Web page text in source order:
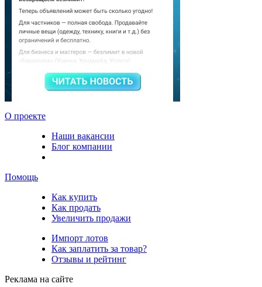
О проекте
Наши вакансии
Блог компании
Помощь
Как купить
Как продать
Увеличить продажи
Импорт лотов
Как заплатить за товар?
Отзывы и рейтинг
Реклама на сайте